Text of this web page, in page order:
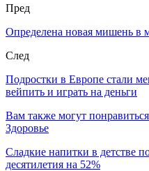
Пред
Определена новая мишень в
След
Подростки в Европе стали
вейпить и играть на деньги
Вам также могут понравиться
Здоровье
Сладкие напитки в детстве
десятилетия на 52%